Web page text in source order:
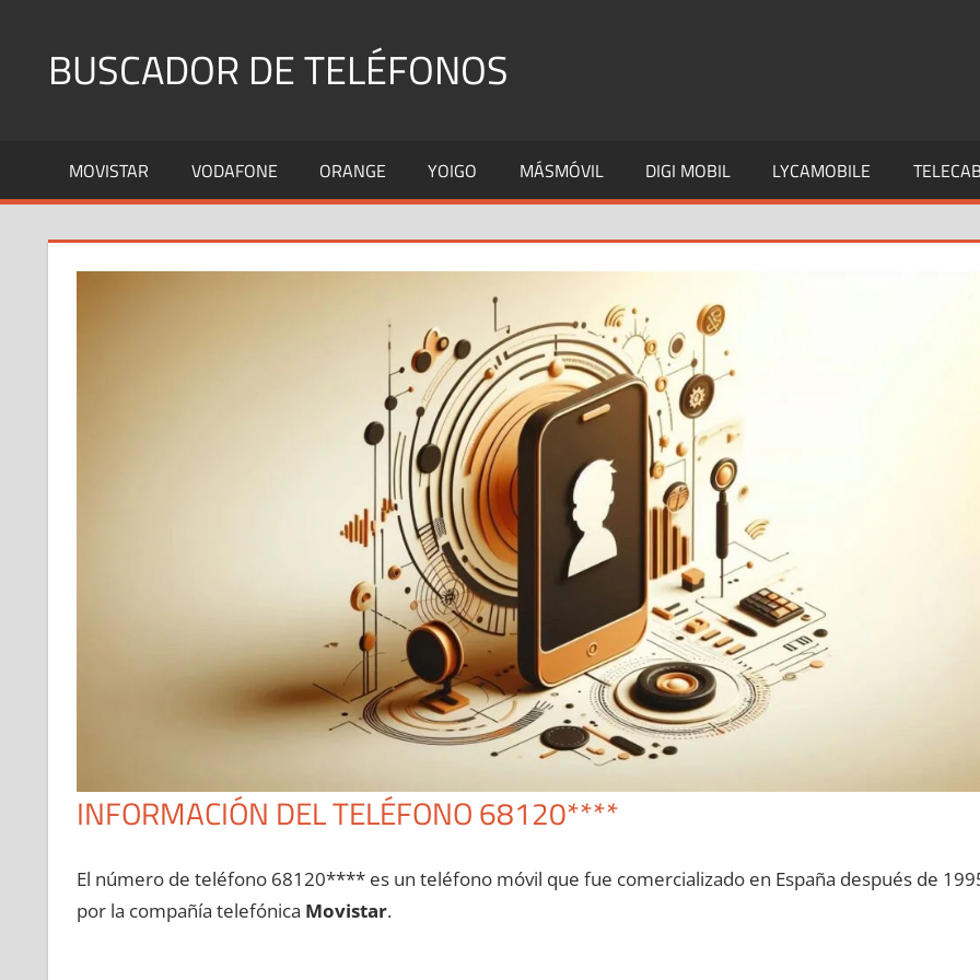
contenidoBUSCADOR DE TELÉFONOS
Fijos
y
MOVISTAR VODAFONE ORANGE YOIGO MÁSMÓVIL DIGI MOBIL LYCAMOBILE
INFORMACIÓN DEL TELÉFONO 68120****
El número dе teléfono 68120**** es un teléfono móvil quе fue comercializado en España después dе
pοr la compañía telefónica Movistar.